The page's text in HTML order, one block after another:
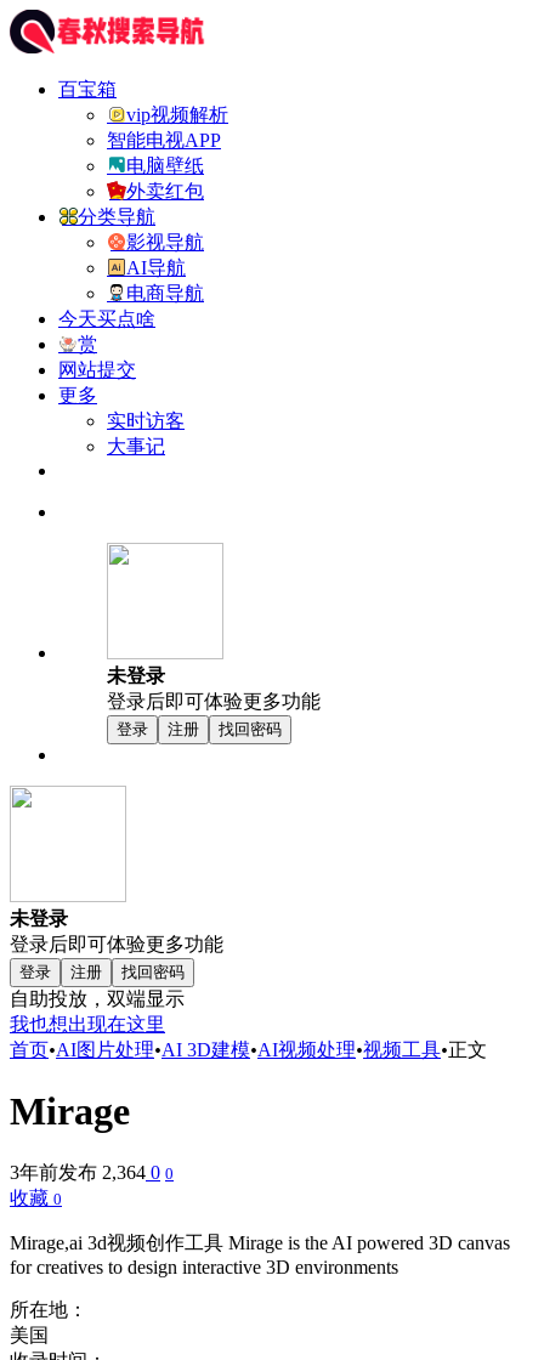
百宝箱
vip视频解析
智能电视APP
电脑壁纸
外卖红包
分类导航
影视导航
AI导航
电商导航
今天买点啥
赏
网站提交
更多
实时访客
大事记
未登录
登录后即可体验更多功能
登录 注册 找回密码
未登录
登录后即可体验更多功能
登录 注册 找回密码
自助投放，双端显示
我也想出现在这里
首页•AI图片处理•AI 3D建模•AI视频处理•视频工具•正文
Mirage
3年前发布 2,364 0 0
收藏 0
Mirage,ai 3d视频创作工具 Mirage is the AI powered 3D canvas
for creatives to design interactive 3D environments
所在地：
美国